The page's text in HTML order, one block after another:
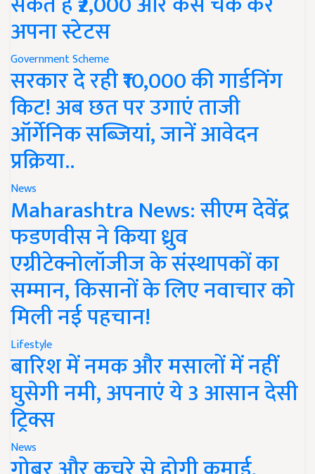
अपना स्टेटस
Government Scheme
सरकार दे रही ₹10,000 की गार्डनिंग
किट! अब छत पर उगाएं ताजी
ऑर्गेनिक सब्जियां, जानें आवेदन
प्रक्रिया..
News
Maharashtra News: सीएम देवेंद्र
फडणवीस ने किया ध्रुव
एग्रीटेक्नोलॉजीज के संस्थापकों का
सम्मान, किसानों के लिए नवाचार को
मिली नई पहचान!
Lifestyle
बारिश में नमक और मसालों में नहीं
घुसेगी नमी, अपनाएं ये 3 आसान देसी
ट्रिक्स
News